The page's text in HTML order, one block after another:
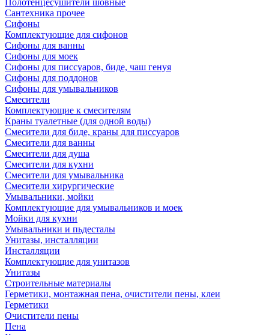
Полотенцесушители шовные
Сантехника прочее
Сифоны
Комплектующие для сифонов
Сифоны для ванны
Сифоны для моек
Сифоны для писсуаров, биде, чаш генуя
Сифоны для поддонов
Сифоны для умывальников
Смесители
Комплектующие к смесителям
Краны туалетные (для одной воды)
Смесители для биде, краны для писсуаров
Смесители для ванны
Смесители для душа
Смесители для кухни
Смесители для умывальника
Смесители хирургические
Умывальники, мойки
Комплектующие для умывальников и моек
Мойки для кухни
Умывальники и пьдесталы
Унитазы, инсталляции
Инсталляции
Комплектующие для унитазов
Унитазы
Строительные материалы
Герметики, монтажная пена, очистители пены, клеи
Герметики
Очистители пены
Пена